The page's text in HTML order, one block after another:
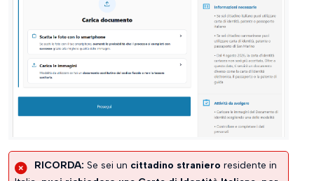
RICORDA: Se sei un cittadino straniero residente in